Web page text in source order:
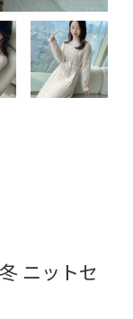
ニットセ